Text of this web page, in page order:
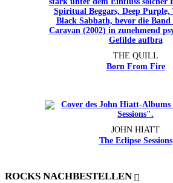
THE QUILL
Born From Fire
JOHN HIATT
The Eclipse Sessions
ROCKS NACHBESTELLEN